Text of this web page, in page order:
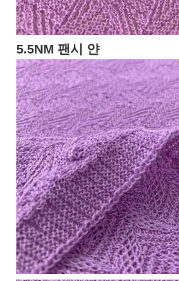
5.5NM 팬시 얀